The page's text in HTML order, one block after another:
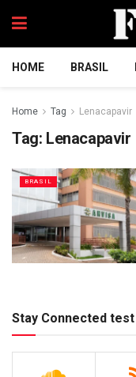
HOME BRASIL
Home Tag Lenacapavir
Tag: Lenacapavir
BRASIL
Stay Connected test